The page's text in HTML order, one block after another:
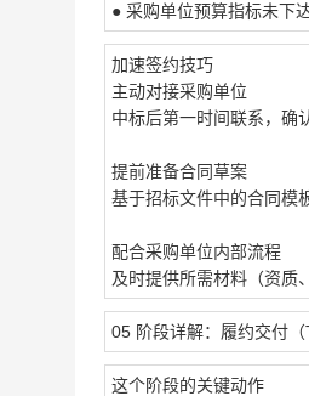
● 采购单位预算指标未下
加速签约技巧
主动对接采购单位
中标后第一时间联系，确
提前准备合同草案
基于招标文件中的合同模
配合采购单位内部流程
及时提供所需材料（资质
05 阶段详解：履约交付（
这个阶段的关键动作